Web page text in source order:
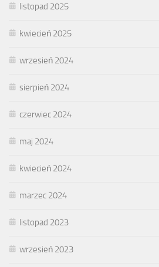
listopad 2025
kwiecień 2025
wrzesień 2024
sierpień 2024
czerwiec 2024
maj 2024
kwiecień 2024
marzec 2024
listopad 2023
wrzesień 2023